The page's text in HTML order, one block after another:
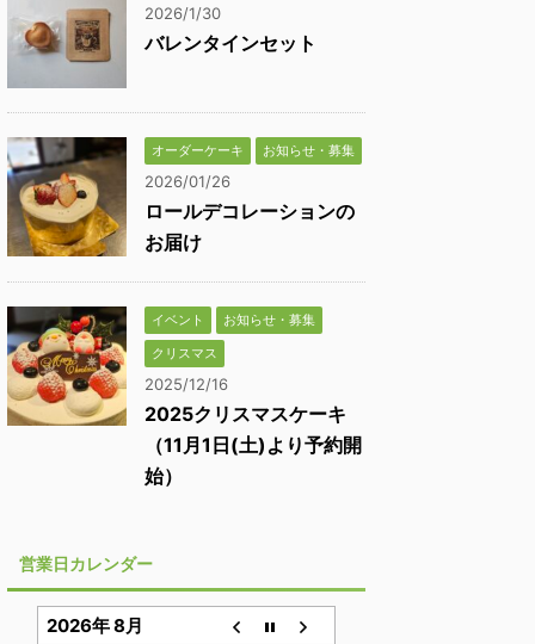
2026/1/30
バレンタインセット
オーダーケーキ お知らせ・募集
2026/01/26
ロールデコレーションの
お届け
イベント
お知らせ・募集
クリスマス
2025/12/16
2025クリスマスケーキ
（11月1日(土)より予約開
始）
営業日カレンダー
2026年 8月